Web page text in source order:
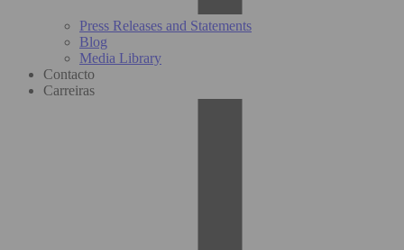
Press Releases and Statements
Blog
Media Library
Contacto
Carreiras